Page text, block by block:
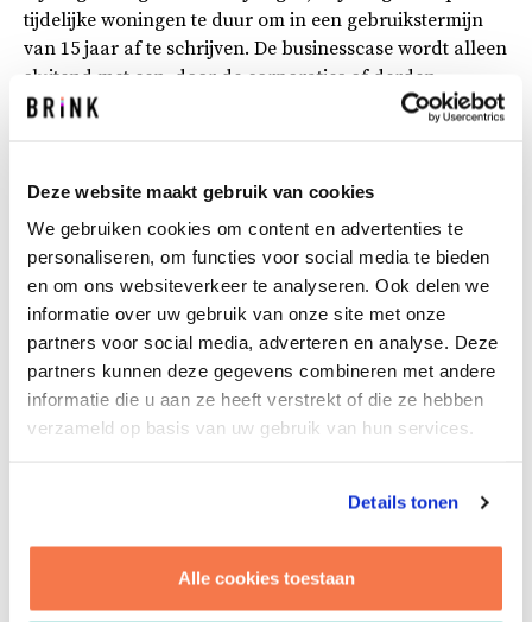
Deze website maakt gebruik van cookies
We gebruiken cookies om content en advertenties te
personaliseren, om functies voor social media te bieden
en om ons websiteverkeer te analyseren. Ook delen we
informatie over uw gebruik van onze site met onze
partners voor social media, adverteren en analyse. Deze
partners kunnen deze gegevens combineren met andere
informatie die u aan ze heeft verstrekt of die ze hebben
verzameld op basis van uw gebruik van hun services.
Details tonen
Alle cookies toestaan
tijdelijke woningen te duur om in een gebruikstermijn
van 15 jaar af te schrijven. De businesscase wordt alleen
sluitend met een, door de corporaties of derden,
gegarandeerde tweede exploitatietermijn.
De gemeente geeft geen harde garantie op een
de woningen, ongeacht de kwaliteit, na de eerste
exploitatietermijn zonder veel aanpassingskosten elders
kunnen herplaatsen. In de aanbesteding vraagt Brink
zowel tijdelijke als permanente kwaliteit uit. Dan kan de
knoop op basis van vaststaande prijzen worden
doorgehakt. In dialooggesprekken zijn marktpartijen
Mede door deze dialoog kunnen de marktpartijen
Uiteindelijk kiezen de corporaties, behalve bij
studentenwoningen, voor permante bouwkwaliteit. De
gemeente en corporaties hebben een